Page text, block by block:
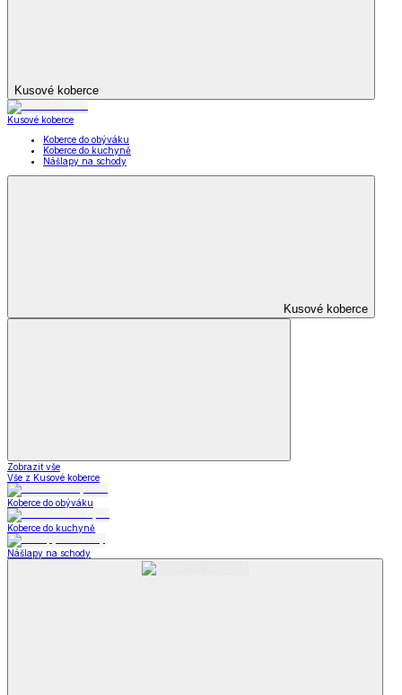
Kusové koberce
Kusové koberce
Koberce do obýváku
Koberce do kuchyně
Nášlapy na schody
Kusové koberce
Zobrazit vše
Vše z Kusové koberce
Koberce do obýváku
Koberce do kuchyně
Nášlapy na schody